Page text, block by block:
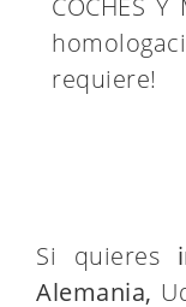
COCHES
su
lo requiere!
Si quieres
Alemania,